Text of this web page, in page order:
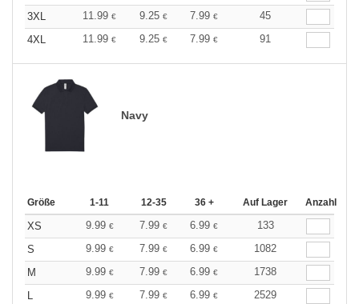
3XL
11.99 € 9.25 € 7.99 €
45
4XL
11.99 € 9.25 € 7.99 € 91
Navy
Größe 1-11 12-35 36 + Auf Lager Anzahl
XS 9.99 € 7.99 € 6.99 €
133
S
9.99 € 7.99 € 6.99 €
1082
M
9.99 € 7.99 € 6.99 €
1738
9.99 € 7.99 € 6.99 €
2529